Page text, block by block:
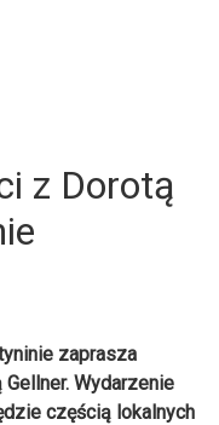
z Dorotą
zaprasza
Wydarzenie
częścią lokalnych